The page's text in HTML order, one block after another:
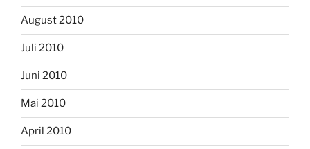
August 2010
Juli 2010
Juni 2010
Mai 2010
April 2010